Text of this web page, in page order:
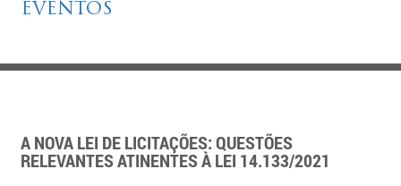
EVENTOS
A NOVA LEI DE LICITAÇÕES: QUESTÕES
RELEVANTES ATINENTES À LEI 14.133/2021